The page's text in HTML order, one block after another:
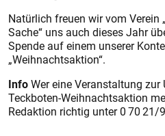
Natürlich freuen wir vom Verein
Sache“ uns auch dieses Jahr
Spende auf einem unserer
„Weihnachtsaktion“.
InfoWer eine Veranstaltung
Teckboten-Weihnachtsaktion
Redaktion richtig unter 0 70 21/